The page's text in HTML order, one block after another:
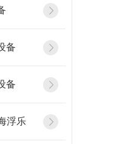
备
备
浮乐